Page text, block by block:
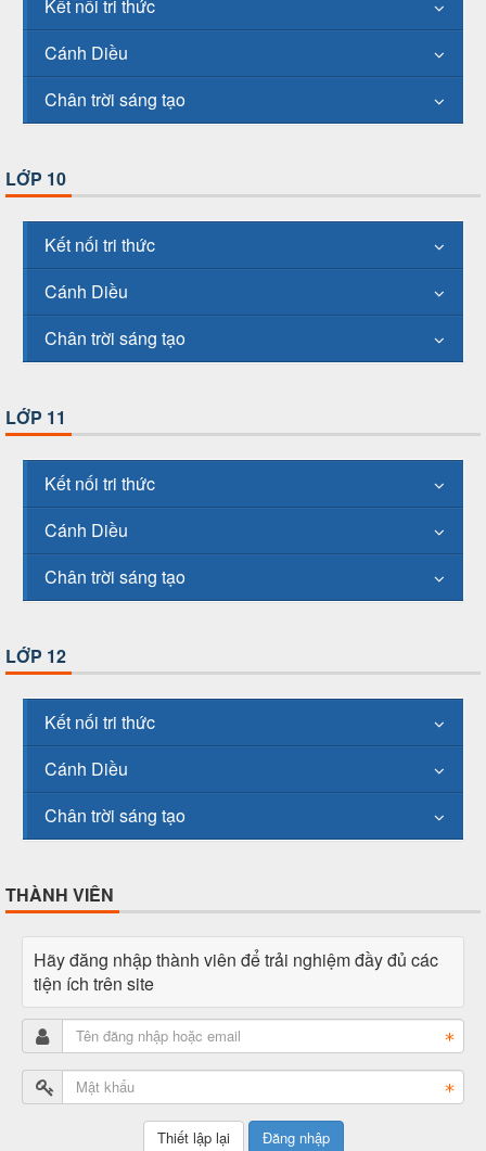
Kết nối tri thức
Cánh Diều
Chân trời sáng tạo
LỚP 10
Kết nối tri thức
Cánh Diều
Chân trời sáng tạo
LỚP 11
Kết nối tri thức
Cánh Diều
Chân trời sáng tạo
LỚP 12
Kết nối tri thức
Cánh Diều
Chân trời sáng tạo
THÀNH VIÊN
Hãy đăng nhập thành viên để trải nghiệm đầy đủ các
tiện ích trên site
Đăng nhập